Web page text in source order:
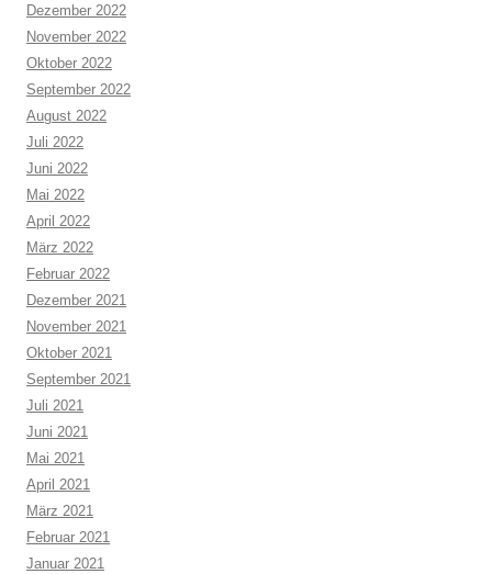
Dezember 2022
November 2022
Oktober 2022
September 2022
August 2022
Juli 2022
Juni 2022
Mai 2022
April 2022
März 2022
Februar 2022
Dezember 2021
November 2021
Oktober 2021
September 2021
Juli 2021
Juni 2021
Mai 2021
April 2021
März 2021
Februar 2021
Januar 2021